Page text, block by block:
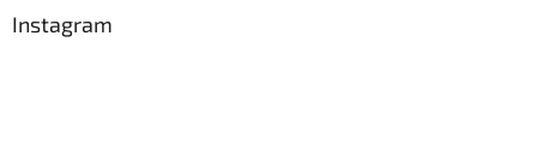
Instagram